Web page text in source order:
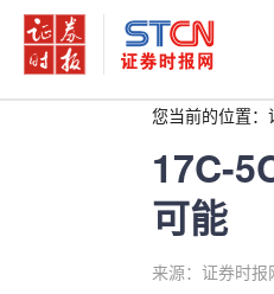
您当前的位置：
17C-
可能
来源：证券时报